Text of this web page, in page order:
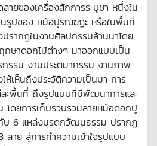
ายของเครื่องสักการระบูชา หนึ่งใน
นรูปของ หม้อปูรณฆฏะ หรือในพื้นที่
รากฏในงานศิลปกรรมล้านนาโดย
ษาดอกไม้ต่างๆ มาออกแบบเป็น
รรม งานประติมากรรม งานภาพ
เห็นถึงประวัติความเป็นมา การ
ละพื้นที่ ถึงรูปแบบที่มีพัฒนาการและ
โดยการเก็บรวบรวมลายหม้อดอกปู
บ 6 แหล่งมรดกวัฒนธรรม ปรากฏ
าย สู่การทำความเข้าใจรูปแบบ